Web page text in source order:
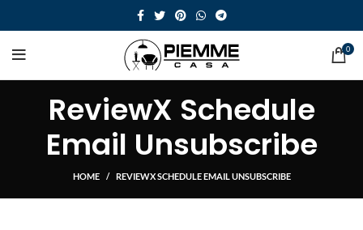
0
ReviewX Schedule
Email Unsubscribe
HOME REVIEWX SCHEDULE EMAIL UNSUBSCRIBE